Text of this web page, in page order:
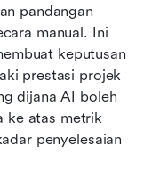
pandangan
manual. Ini
keputusan
prestasi projek
dijana AI boleh
ke atas metrik
penyelesaian